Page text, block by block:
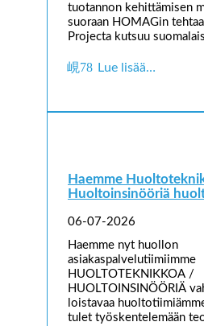
tuotannon kehittämisen
suoraan HOMAGin
Projecta kutsuu
Lue lisää…
Haemme
Huoltoinsinööriä
06-07-2026
Haemme nyt huollon
asiakaspalvelutiimiimme
HUOLTOTEKNIKKOA /
HUOLTOINSINÖÖRIÄ
loistavaa
tulet työskentelemään